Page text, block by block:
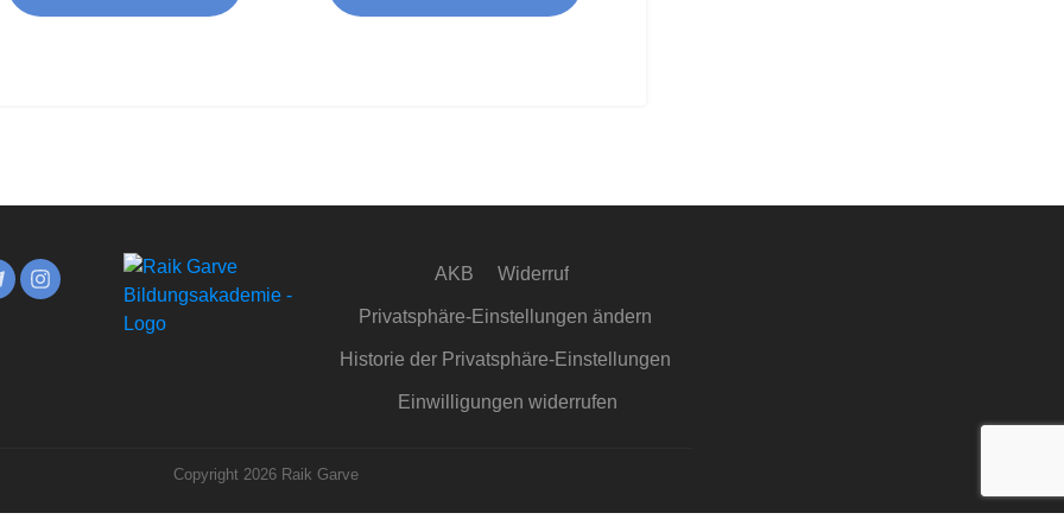
AKB Widerruf
Privatsphäre-Einstellungen ändern
Historie der Privatsphäre-Einstellungen
Einwilligungen widerrufen
Copyright 2026 Raik Garve